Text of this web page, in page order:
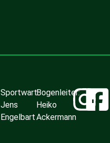
Sportwart:
Jens
Engelbart
Bogenleiter:
Heiko
Ackermann